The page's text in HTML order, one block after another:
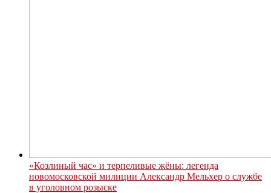
«Козлиный час» и терпеливые жёны: легенда
новомосковской милиции Александр Мельхер о службе
в уголовном розыске